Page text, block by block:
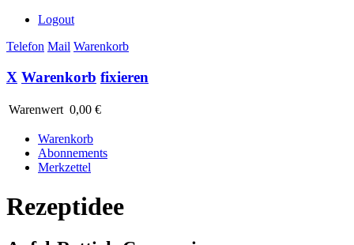
Logout
Telefon Mail Warenkorb
X Warenkorb fixieren
Warenwert 0,00 €
Warenkorb
Abonnements
Merkzettel
Rezeptidee